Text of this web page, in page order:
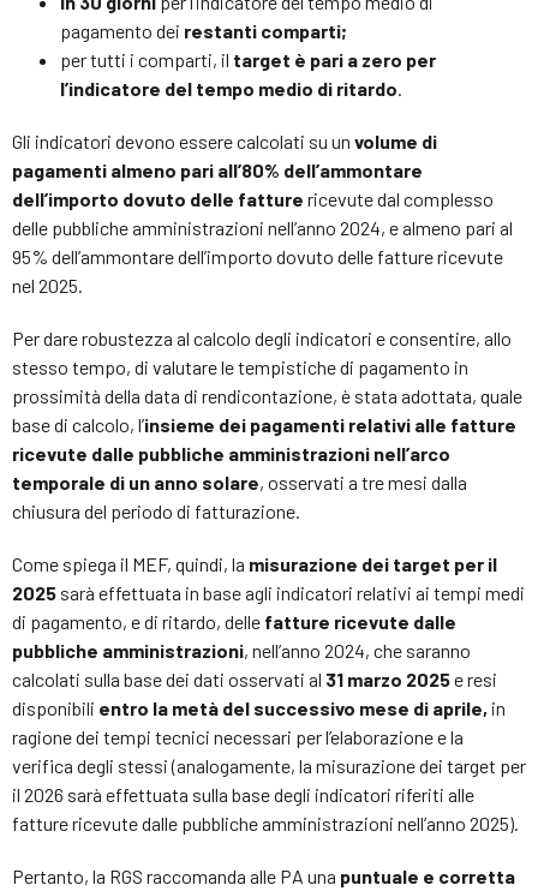
pagamento dei restanti comparti;
per tutti i comparti, il target è pari a zero per
l’indicatore del tempo medio di ritardo.
Gli indicatori devono essere calcolati su un volume di
pagamenti almeno pari all’80% dell’ammontare
dell’importo dovuto delle fatture ricevute dal complesso
delle pubbliche amministrazioni nell’anno 2024, e almeno pari al
95% dell’ammontare dell’importo dovuto delle fatture ricevute
nel 2025.
Per dare robustezza al calcolo degli indicatori e consentire, allo
stesso tempo, di valutare le tempistiche di pagamento in
prossimità della data di rendicontazione, è stata adottata, quale
base di calcolo, l’insieme dei pagamenti relativi alle fatture
ricevute dalle pubbliche amministrazioni nell’arco
temporale di un anno solare, osservati a tre mesi dalla
chiusura del periodo di fatturazione.
Come spiega il MEF, quindi, la misurazione dei target per il
2025 sarà effettuata in base agli indicatori relativi ai tempi medi
di pagamento, e di ritardo, delle fatture ricevute dalle
pubbliche amministrazioni, nell’anno 2024, che saranno
calcolati sulla base dei dati osservati al 31 marzo 2025e resi
disponibili entro la metà del successivo mese di aprile, in
ragione dei tempi tecnici necessari per l’elaborazione e la
verifica degli stessi (analogamente, la misurazione dei target per
il 2026 sarà effettuata sulla base degli indicatori riferiti alle
fatture ricevute dalle pubbliche amministrazioni nell’anno 2025).
Pertanto, la RGS raccomanda alle PA una puntuale e corretta